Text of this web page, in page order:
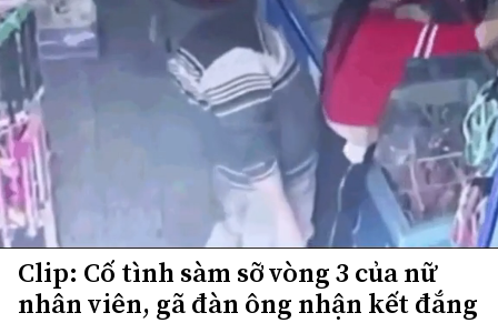
Clip: Cố tình sàm sỡ vòng 3 của nữ
nhân viên, gã đàn ông nhận kết đắng